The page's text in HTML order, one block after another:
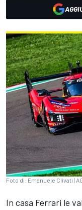
Foto di: Emanuele Clivati |
In casa Ferrari le